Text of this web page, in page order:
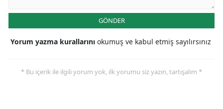
GÖNDER
Yorum yazma kurallarını okumuş ve kabul etmiş sayılırsınız
* Bu içerik ile ilgili yorum yok, ilk yorumu siz yazın, tartışalım *